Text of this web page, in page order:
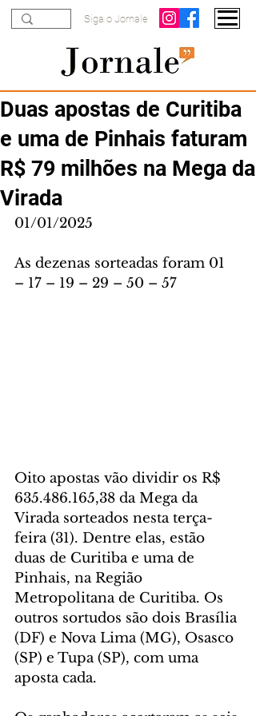
Siga o Jornale
Duas apostas de Curitiba
e uma de Pinhais faturam
R$ 79 milhões na Mega da
Virada
01/01/2025
As dezenas sorteadas foram 01
– 17 – 19 – 29 – 50 – 57
Oito apostas vão dividir os R$
635.486.165,38 da Mega da
Virada sorteados nesta terça-
feira (31). Dentre elas, estão
duas de Curitiba e uma de
Pinhais, na Região
Metropolitana de Curitiba. Os
outros sortudos são dois Brasília
(DF) e Nova Lima (MG), Osasco
(SP) e Tupa (SP), com uma
aposta cada.